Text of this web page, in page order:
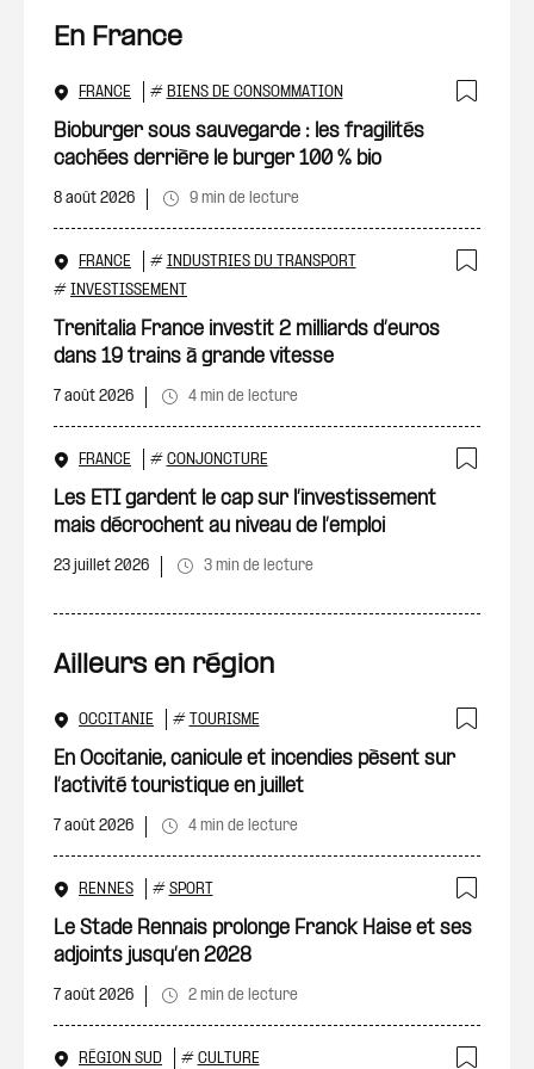
En France
FRANCE # BIENS DE CONSOMMATION
Bioburger sous sauvegarde : les fragilités
cachées derrière le burger 100 % bio
8 août 2026 9 min de lecture
FRANCE # INDUSTRIES DU TRANSPORT
# INVESTISSEMENT
Trenitalia France investit 2 milliards d’euros
dans 19 trains à grande vitesse
7 août 2026 4 min de lecture
FRANCE # CONJONCTURE
Les ETI gardent le cap sur l’investissement
mais décrochent au niveau de l’emploi
23 juillet 2026 3 min de lecture
Ailleurs en région
OCCITANIE # TOURISME
En Occitanie, canicule et incendies pèsent sur
l’activité touristique en juillet
7 août 2026 4 min de lecture
RENNES # SPORT
Le Stade Rennais prolonge Franck Haise et ses
adjoints jusqu’en 2028
7 août 2026 2 min de lecture
RÉGION SUD # CULTURE